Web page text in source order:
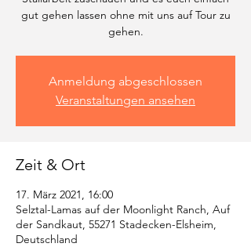
gut gehen lassen ohne mit uns auf Tour zu
gehen.
Anmeldung abgeschlossen
Veranstaltungen ansehen
Zeit & Ort
17. März 2021, 16:00
Selztal-Lamas auf der Moonlight Ranch, Auf
der Sandkaut, 55271 Stadecken-Elsheim,
Deutschland